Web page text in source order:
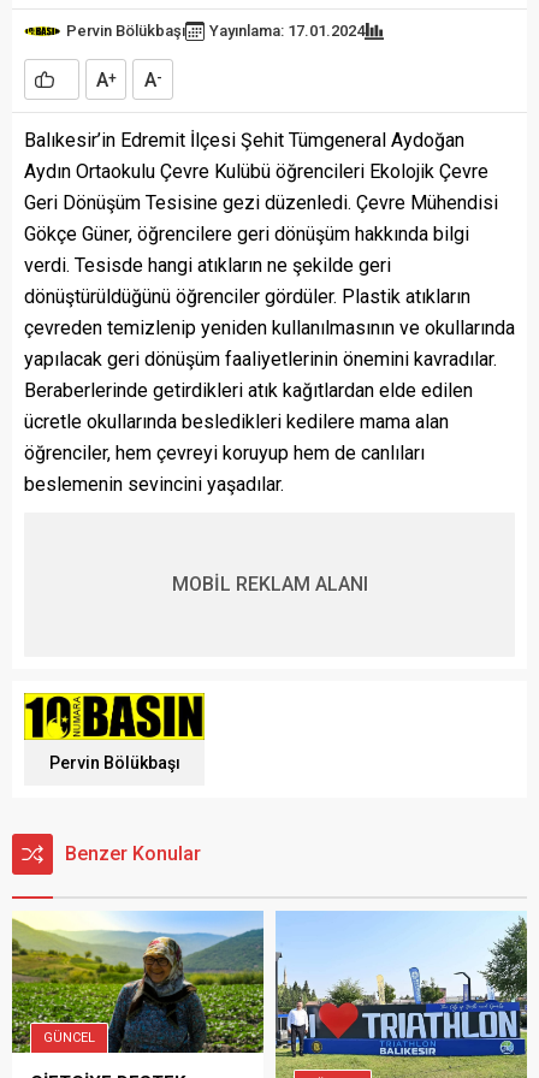
Pervin Bölükbaşı Yayınlama: 17.01.2024
A+ A-
Balıkesir’in Edremit İlçesi Şehit Tümgeneral Aydoğan
Aydın Ortaokulu Çevre Kulübü öğrencileri Ekolojik Çevre
Geri Dönüşüm Tesisine gezi düzenledi. Çevre Mühendisi
Gökçe Güner, öğrencilere geri dönüşüm hakkında bilgi
verdi. Tesisde hangi atıkların ne şekilde geri
dönüştürüldüğünü öğrenciler gördüler. Plastik atıkların
çevreden temizlenip yeniden kullanılmasının ve okullarında
yapılacak geri dönüşüm faaliyetlerinin önemini kavradılar.
Beraberlerinde getirdikleri atık kağıtlardan elde edilen
ücretle okullarında besledikleri kedilere mama alan
öğrenciler, hem çevreyi koruyup hem de canlıları
beslemenin sevincini yaşadılar.
MOBİL REKLAM ALANI
Pervin Bölükbaşı
Benzer Konular
GÜNCEL